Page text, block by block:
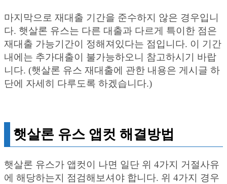
마지막으로 재대출 기간을 준수하지 않은 경우입니
다. 햇살론 유스는 다른 대출과 다르게 특이한 점은
재대출 가능기간이 정해져있다는 점입니다. 이 기간
내에는 추가대출이 불가능하오니 참고하시기 바랍
니다. (햇살론 유스 재대출에 관한 내용은 게시글 하
단에 자세히 다루도록 하겠습니다.)
햇살론 유스 앱컷 해결방법
햇살론 유스가 앱컷이 나면 일단 위 4가지 거절사유
에 해당하는지 점검해보셔야 합니다. 위 4가지 경우